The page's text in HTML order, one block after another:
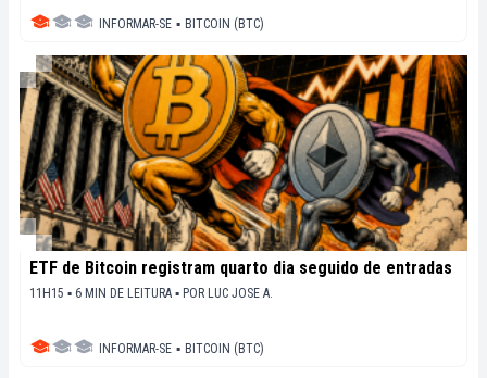
INFORMAR-SE ▪ BITCOIN (BTC)
ETF de Bitcoin registram quarto dia seguido de entradas
11H15 ▪ 6 MIN DE LEITURA ▪ POR LUC JOSE A.
INFORMAR-SE ▪ BITCOIN (BTC)